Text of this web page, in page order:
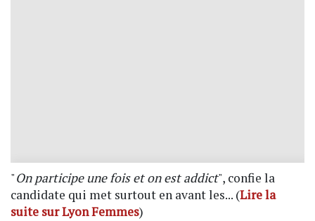
"On participe une fois et on est addict", confie la
candidate qui met surtout en avant les... (Lire la
suite sur Lyon Femmes)